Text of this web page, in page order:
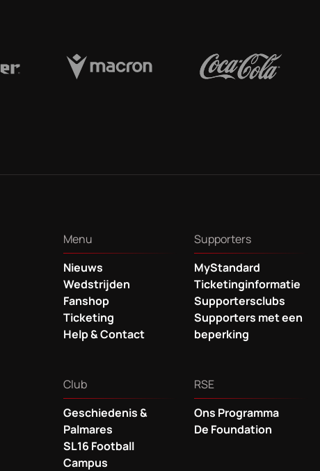
Menu
Nieuws
Wedstrijden
Fanshop
Ticketing
Help & Contact
Supporters
MyStandard
Ticketinginformatie
Supportersclubs
Supporters met een
beperking
Club
Geschiedenis &
Palmares
SL16 Football
Campus
RSE
Ons Programma
De Foundation